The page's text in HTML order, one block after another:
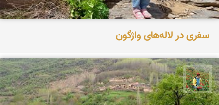
سفری در لاله‌های واژگون
اسفندیار خدایی